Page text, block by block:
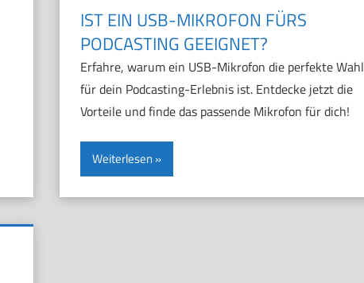
IST EIN USB-MIKROFON FÜRS
PODCASTING GEEIGNET?
Erfahre, warum ein USB-Mikrofon die perfekte Wahl
für dein Podcasting-Erlebnis ist. Entdecke jetzt die
Vorteile und finde das passende Mikrofon für dich!
Weiterlesen